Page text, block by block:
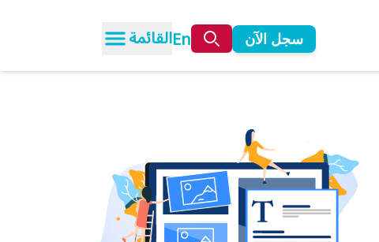
سجل الآن Enالقائمة